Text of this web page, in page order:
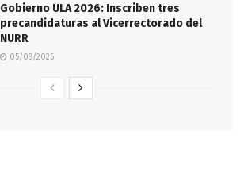
Gobierno ULA 2026: Inscriben tres
precandidaturas al Vicerrectorado del
NURR
05/08/2026